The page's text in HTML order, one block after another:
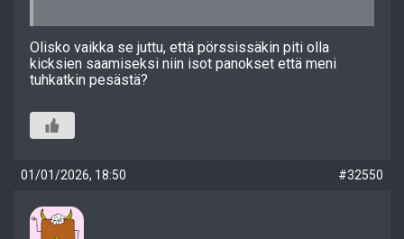
Olisko vaikka se juttu, että pörssissäkin piti olla
kicksien saamiseksi niin isot panokset että meni
tuhkatkin pesästä?
01/01/2026, 18:50 #32550